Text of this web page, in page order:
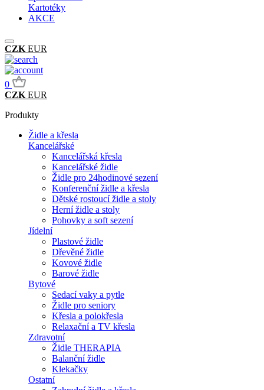
Kartotéky
AKCE
CZK EUR
0
CZK EUR
Produkty
Židle a křesla
Kancelářské
Kancelářská křesla
Kancelářské židle
Židle pro 24hodinové sezení
Konferenční židle a křesla
Dětské rostoucí židle a stoly
Herní židle a stoly
Pohovky a soft sezení
Jídelní
Plastové židle
Dřevěné židle
Kovové židle
Barové židle
Bytové
Sedací vaky a pytle
Židle pro seniory
Křesla a polokřesla
Relaxační a TV křesla
Zdravotní
Židle THERAPIA
Balanční židle
Klekačky
Ostatní